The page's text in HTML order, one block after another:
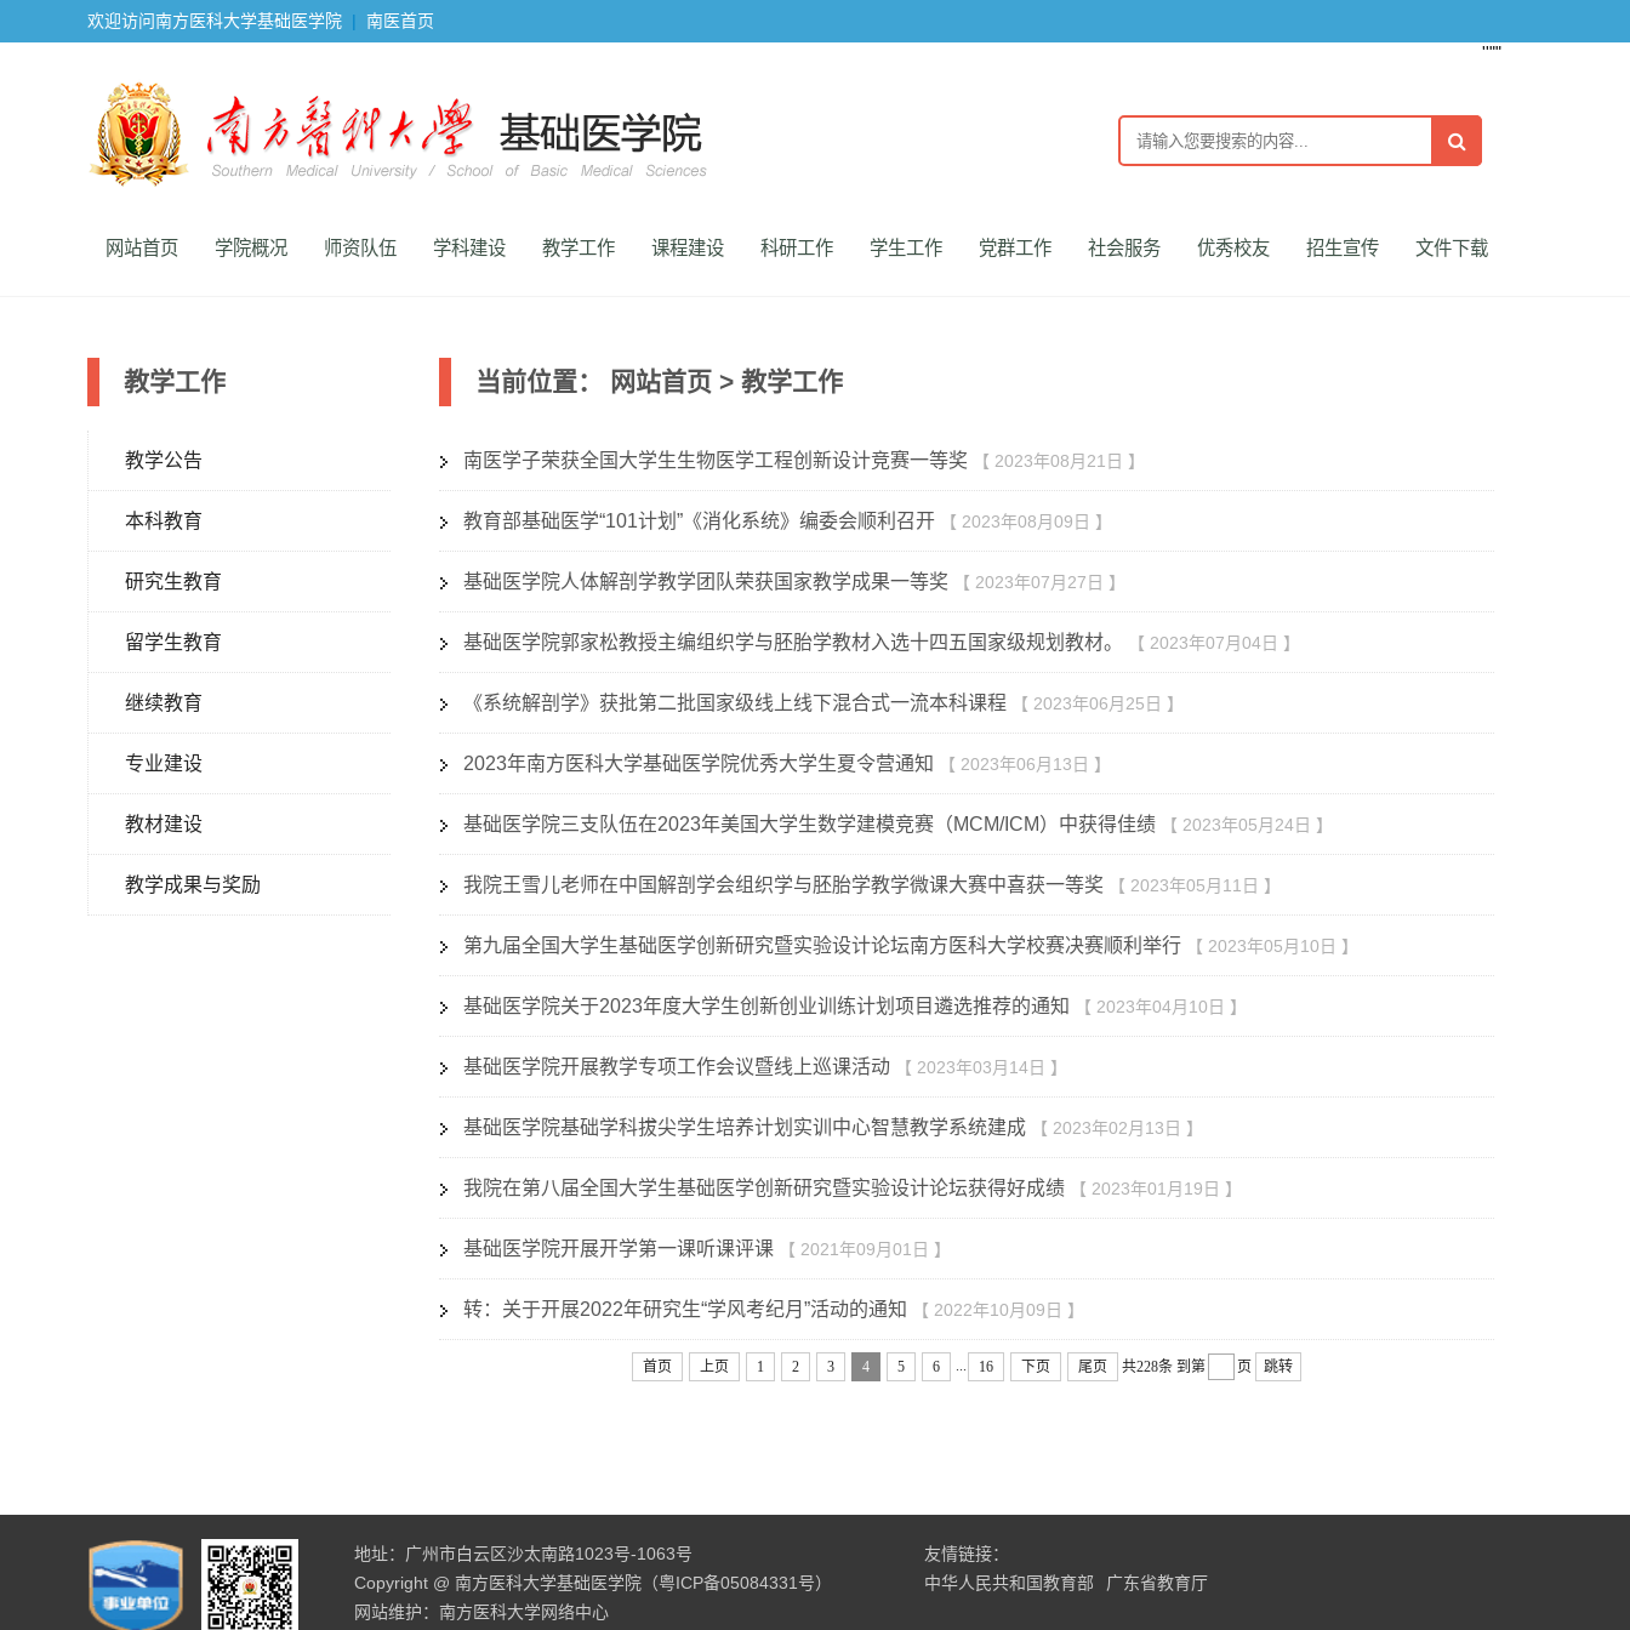
欢迎访问南方医科大学基础医学院 | 南医首页
''""
网站首页 学院概况 师资队伍 学科建设 教学工作 课程建设 科研工作 学生工作 党群工作 社会服务 优秀校友 招生宣传 文件下载
教学工作
教学公告
本科教育
研究生教育
留学生教育
继续教育
专业建设
教材建设
教学成果与奖励
当前位置： 网站首页 > 教学工作
南医学子荣获全国大学生生物医学工程创新设计竞赛一等奖 【 2023年08月21日 】
教育部基础医学“101计划”《消化系统》编委会顺利召开 【 2023年08月09日 】
基础医学院人体解剖学教学团队荣获国家教学成果一等奖 【 2023年07月27日 】
基础医学院郭家松教授主编组织学与胚胎学教材入选十四五国家级规划教材。 【 2023年07月04日 】
《系统解剖学》获批第二批国家级线上线下混合式一流本科课程 【 2023年06月25日 】
2023年南方医科大学基础医学院优秀大学生夏令营通知 【 2023年06月13日 】
基础医学院三支队伍在2023年美国大学生数学建模竞赛（MCM/ICM）中获得佳绩 【 2023年05月24日 】
我院王雪儿老师在中国解剖学会组织学与胚胎学教学微课大赛中喜获一等奖 【 2023年05月11日 】
第九届全国大学生基础医学创新研究暨实验设计论坛南方医科大学校赛决赛顺利举行 【 2023年05月10日 】
基础医学院关于2023年度大学生创新创业训练计划项目遴选推荐的通知 【 2023年04月10日 】
基础医学院开展教学专项工作会议暨线上巡课活动 【 2023年03月14日 】
基础医学院基础学科拔尖学生培养计划实训中心智慧教学系统建成 【 2023年02月13日 】
我院在第八届全国大学生基础医学创新研究暨实验设计论坛获得好成绩 【 2023年01月19日 】
基础医学院开展开学第一课听课评课 【 2021年09月01日 】
转：关于开展2022年研究生“学风考纪月”活动的通知 【 2022年10月09日 】
首页 上页 1 2 3 4 5 6 16 下页 尾页 共228条 到第 页 跳转
地址：广州市白云区沙太南路1023号-1063号
Copyright @ 南方医科大学基础医学院（粤ICP备05084331号）
网站维护：南方医科大学网络中心
友情链接：
中华人民共和国教育部
广东省教育厅